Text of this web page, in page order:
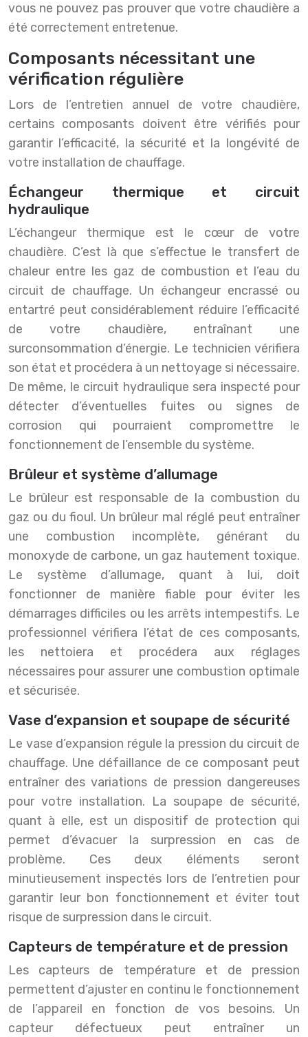
vous ne pouvez pas prouver que votre chaudière a
été correctement entretenue.
Composants nécessitant une
vérification régulière
Lors de l’entretien annuel de votre chaudière,
certains composants doivent être vérifiés pour
garantir l’efficacité, la sécurité et la longévité de
votre installation de chauffage.
Échangeur thermique et circuit
hydraulique
L’échangeur thermique est le cœur de votre
chaudière. C’est là que s’effectue le transfert de
chaleur entre les gaz de combustion et l’eau du
circuit de chauffage. Un échangeur encrassé ou
entartré peut considérablement réduire l’efficacité
de votre chaudière, entraînant une
surconsommation d’énergie. Le technicien vérifiera
son état et procédera à un nettoyage si nécessaire.
De même, le circuit hydraulique sera inspecté pour
détecter d’éventuelles fuites ou signes de
corrosion qui pourraient compromettre le
fonctionnement de l’ensemble du système.
Brûleur et système d’allumage
Le brûleur est responsable de la combustion du
gaz ou du fioul. Un brûleur mal réglé peut entraîner
une combustion incomplète, générant du
monoxyde de carbone, un gaz hautement toxique.
Le système d’allumage, quant à lui, doit
fonctionner de manière fiable pour éviter les
démarrages difficiles ou les arrêts intempestifs. Le
professionnel vérifiera l’état de ces composants,
les nettoiera et procédera aux réglages
nécessaires pour assurer une combustion optimale
et sécurisée.
Vase d’expansion et soupape de sécurité
Le vase d’expansion régule la pression du circuit de
chauffage. Une défaillance de ce composant peut
entraîner des variations de pression dangereuses
pour votre installation. La soupape de sécurité,
quant à elle, est un dispositif de protection qui
permet d’évacuer la surpression en cas de
problème. Ces deux éléments seront
minutieusement inspectés lors de l’entretien pour
garantir leur bon fonctionnement et éviter tout
risque de surpression dans le circuit.
Capteurs de température et de pression
Les capteurs de température et de pression
permettent d’ajuster en continu le fonctionnement
de l’appareil en fonction de vos besoins. Un
capteur défectueux peut entraîner un